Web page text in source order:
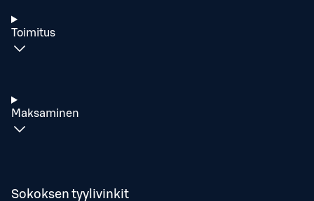
Toimitus
Maksaminen
Sokoksen tyylivinkit